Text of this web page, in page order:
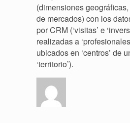
(dimensiones
de mercados) con los
por CRM (‘visitas’ e
realizadas a
ubicados en ‘centros’ de
‘territorio’).